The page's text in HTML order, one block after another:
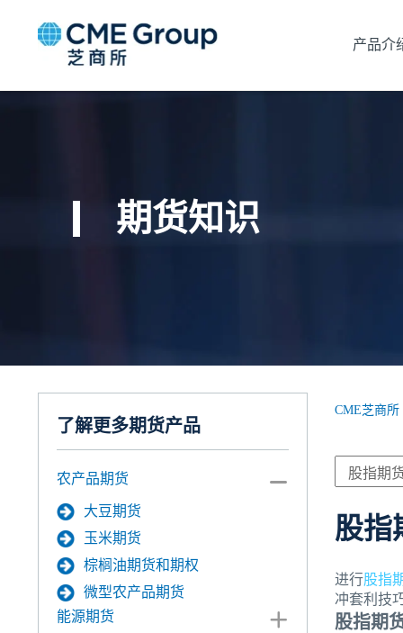
产品介
期货知识
了解更多期货产品
农产品期货
大豆期货
玉米期货
棕榈油期货和期权
微型农产品期货
能源期货
CME芝商所
股指
进行股指
冲套利技
股指期